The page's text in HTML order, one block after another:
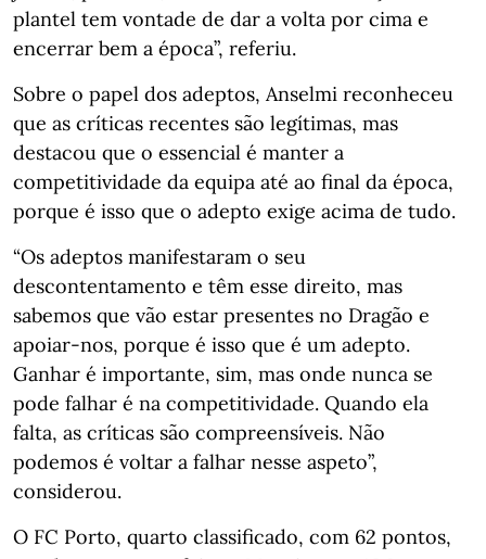
plantel tem vontade de dar a volta por cima e
encerrar bem a época”, referiu.
Sobre o papel dos adeptos, Anselmi reconheceu
que as críticas recentes são legítimas, mas
destacou que o essencial é manter a
competitividade da equipa até ao final da época,
porque é isso que o adepto exige acima de tudo.
“Os adeptos manifestaram o seu
descontentamento e têm esse direito, mas
sabemos que vão estar presentes no Dragão e
apoiar-nos, porque é isso que é um adepto.
Ganhar é importante, sim, mas onde nunca se
pode falhar é na competitividade. Quando ela
falta, as críticas são compreensíveis. Não
podemos é voltar a falhar nesse aspeto”,
considerou.
O FC Porto, quarto classificado, com 62 pontos,